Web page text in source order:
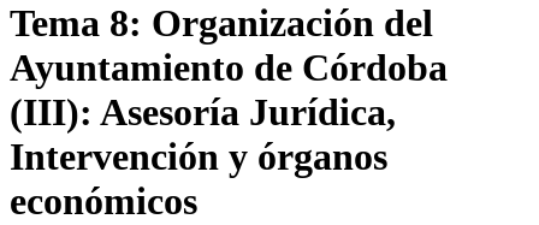
Tema 8: Organización del
Ayuntamiento de Córdoba
(III): Asesoría Jurídica,
Intervención y órganos
económicos